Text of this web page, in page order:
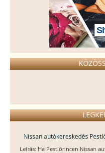
Nissan autókereskedés
Leírás: Ha Pestlőrincen Nissan